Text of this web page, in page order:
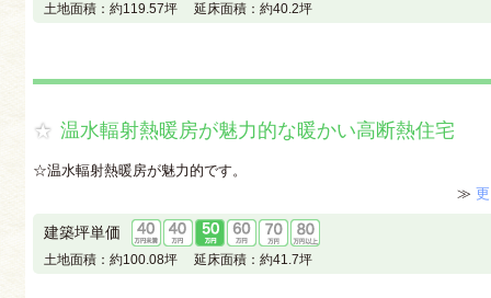
土地面積： 約119.57坪 延床面積： 約40.2坪
温水輻射熱暖房が魅力的な暖かい高断熱住宅
☆温水輻射熱暖房が魅力的です。
≫
建築坪単価
土地面積： 約100.08坪 延床面積： 約41.7坪